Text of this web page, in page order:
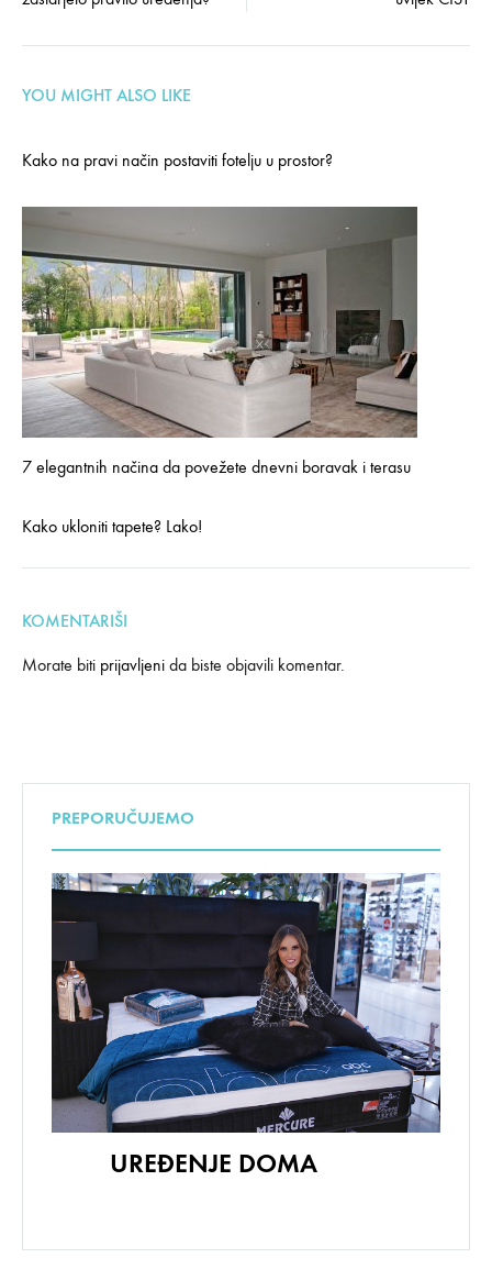
navigation
YOU MIGHT ALSO LIKE
Kako na pravi način postaviti fotelju u prostor?
7 elegantnih načina da povežete dnevni boravak i terasu
Kako ukloniti tapete? Lako!
KOMENTARIŠI
Morate biti prijavljeni da biste objavili komentar.
PREPORUČUJEMO
UREĐENJE DOMA